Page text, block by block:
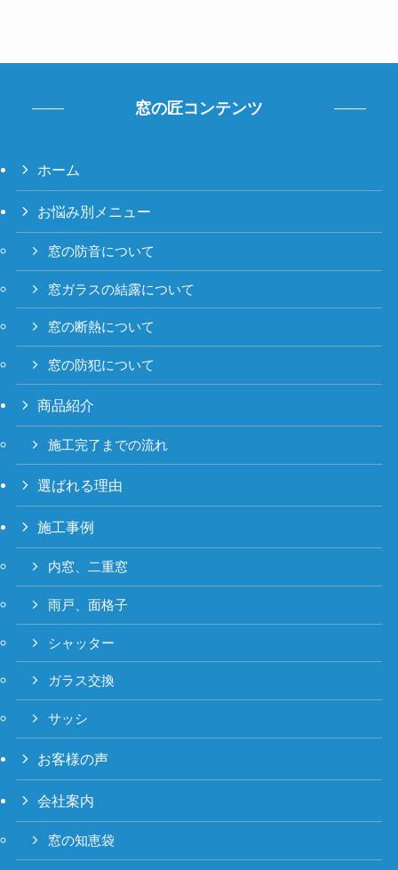
窓の匠コンテンツ
ホーム
お悩み別メニュー
窓の防音について
窓ガラスの結露について
窓の断熱について
窓の防犯について
商品紹介
施工完了までの流れ
選ばれる理由
施工事例
内窓、二重窓
雨戸、面格子
シャッター
ガラス交換
サッシ
お客様の声
会社案内
窓の知恵袋